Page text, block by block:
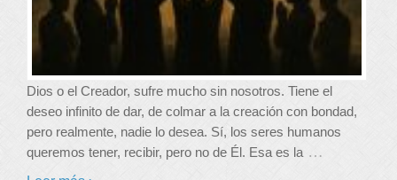
Dios o el Creador, sufre mucho sin nosotros. Tiene el
deseo infinito de dar, de colmar a la creación con bondad,
pero realmente, nadie lo desea. Sí, los seres humanos
queremos tener, recibir, pero no de Él. Esa es la …